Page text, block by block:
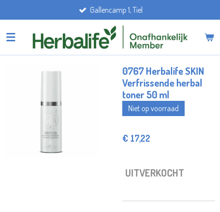
direct
naar
hoofdinhoud
Gallencamp 1, Tiel
0767 Herbalife SKIN
Verfrissende herbal
toner 50 ml
Niet op voorraad
€ 17,22
UITVERKOCHT